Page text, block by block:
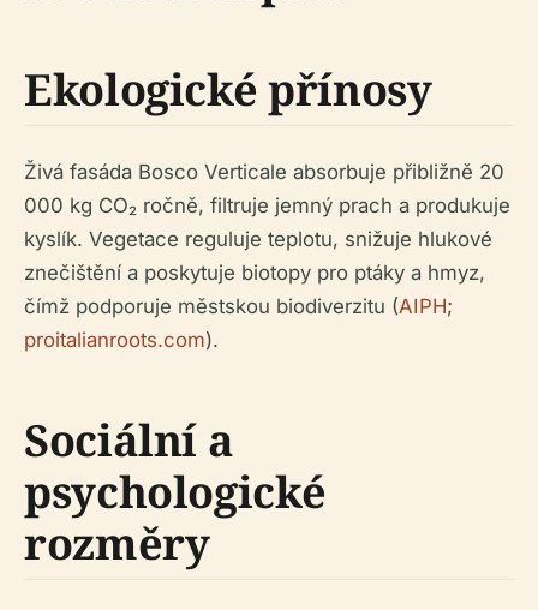
Ekologické přínosy
Živá fasáda Bosco Verticale absorbuje přibližně 20
000 kg CO₂ ročně, filtruje jemný prach a produkuje
kyslík. Vegetace reguluje teplotu, snižuje hlukové
znečištění a poskytuje biotopy pro ptáky a hmyz,
čímž podporuje městskou biodiverzitu (AIPH;
proitalianroots.com).
Sociální a
psychologické
rozměry